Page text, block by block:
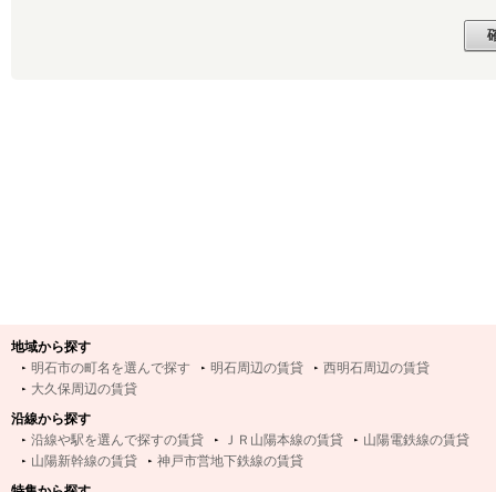
地域から探す
明石市の町名を選んで探す
明石周辺の賃貸
西明石周辺の賃貸
大久保周辺の賃貸
沿線から探す
沿線や駅を選んで探すの賃貸
ＪＲ山陽本線の賃貸
山陽電鉄線の賃貸
山陽新幹線の賃貸
神戸市営地下鉄線の賃貸